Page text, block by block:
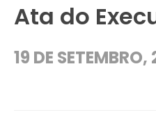
Ata do
19 DE SETEMBRO,